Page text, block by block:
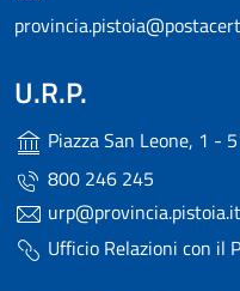
U.R.P.
Piazza San Leone, 1 -
800 246 245
urp@provincia.pistoia.it
Ufficio Relazioni con il